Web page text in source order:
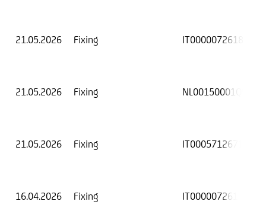
21.05.2026 Fixing IT0000072618
21.05.2026 Fixing NL00150001Q9
21.05.2026 Fixing IT0005712671
16.04.2026 Fixing IT0000072618